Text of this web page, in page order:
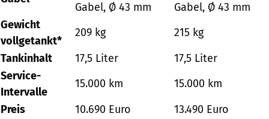
Gabel, Ø 43 mm
Gabel, Ø 43 mm
Gewicht
vollgetankt*
209 kg
215 kg
Tankinhalt
17,5 Liter
17,5 Liter
Service-
Intervalle
15.000 km
15.000 km
Preis
10.690 Euro
13.490 Euro